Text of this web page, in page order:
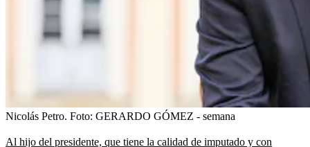
Nicolás Petro. Foto: GERARDO GÓMEZ - semana
Al hijo del presidente, que tiene la calidad de imputado y con